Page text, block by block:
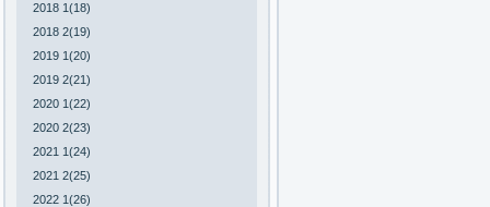
2018 1(18)
2018 2(19)
2019 1(20)
2019 2(21)
2020 1(22)
2020 2(23)
2021 1(24)
2021 2(25)
2022 1(26)